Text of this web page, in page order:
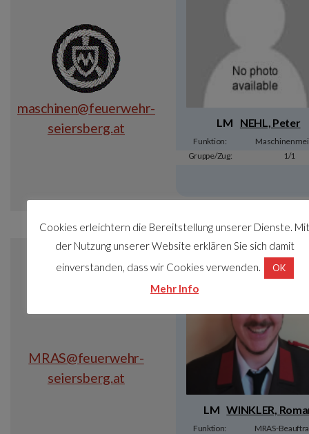
maschinen@feuerwehr-
seiersberg.at
LM NEHL, Peter
Funktion:
Gruppe/Zug:
1/1
MRAS-Beauftragter
MRAS@feuerwehr-
seiersberg.at
LM WINKLER,
Funktion:
MRAS-
Cookies erleichtern die Bereitstellung unserer Dienste. Mit
der Nutzung unserer Website erklären Sie sich damit
einverstanden, dass wir Cookies verwenden.
OK
Mehr Info